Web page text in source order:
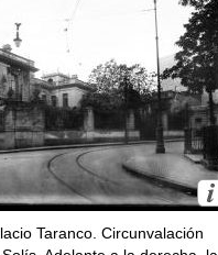
Taranco. Circunvalación